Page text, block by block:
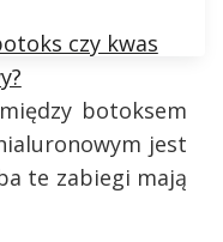
czy kwas
botoksem
jest
te zabiegi mają